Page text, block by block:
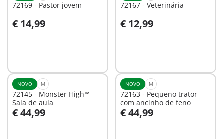
72169 - Pastor jovem
€ 14,99
Ao carrinho
72167 - Veterinária
€ 12,99
Ao carrinho
NOVO M
72145 - Monster High™
Sala de aula
€ 44,99
Ao carrinho
NOVO M
72163 - Pequeno trator
com ancinho de feno
€ 44,99
Ao carrinho